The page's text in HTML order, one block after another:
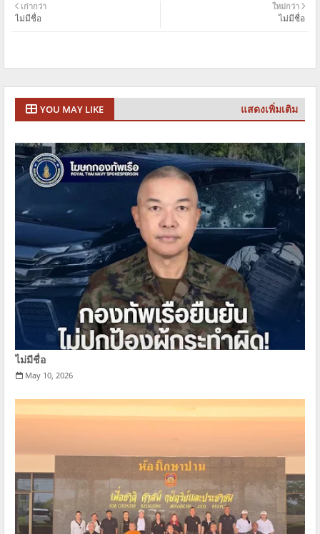
ใหม่กว่า
ไม่มีชื่อ
เก่ากว่า
ไม่มีชื่อ
YOU MAY LIKE แสดงเพิ่มเติม
ไม่มีชื่อ
May 10, 2026